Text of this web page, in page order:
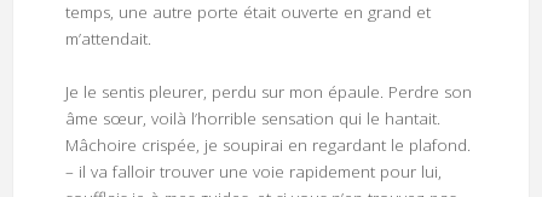
temps, une autre porte était ouverte en grand et
m’attendait.
Je le sentis pleurer, perdu sur mon épaule. Perdre son
âme sœur, voilà l’horrible sensation qui le hantait.
Mâchoire crispée, je soupirai en regardant le plafond.
– il va falloir trouver une voie rapidement pour lui,